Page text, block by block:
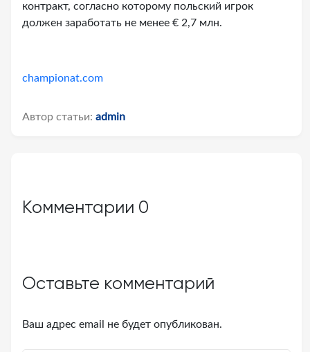
контракт, согласно которому польский игрок
должен заработать не менее € 2,7 млн.
championat.com
Автор статьи: admin
Комментарии 0
Оставьте комментарий
Ваш адрес email не будет опубликован.